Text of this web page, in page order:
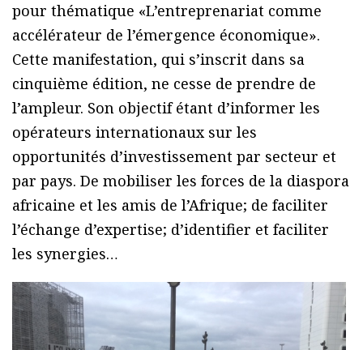
pour thématique «L’entreprenariat comme
accélérateur de l’émergence économique».
Cette manifestation, qui s’inscrit dans sa
cinquième édition, ne cesse de prendre de
l’ampleur. Son objectif étant d’informer les
opérateurs internationaux sur les
opportunités d’investissement par secteur et
par pays. De mobiliser les forces de la diaspora
africaine et les amis de l’Afrique; de faciliter
l’échange d’expertise; d’identifier et faciliter
les synergies…